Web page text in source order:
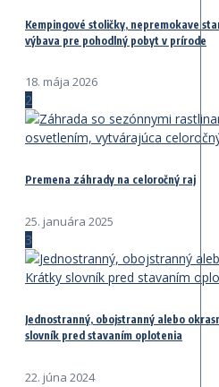
Kempingové stoličky, nepremokave
výbava pre pohodlný pobyt v prírode
18. mája 2026
2
Premena záhrady na celoročný raj
25. januára 2025
3
Jednostranný, obojstranný alebo
slovník pred stavaním oplotenia
22. júna 2024